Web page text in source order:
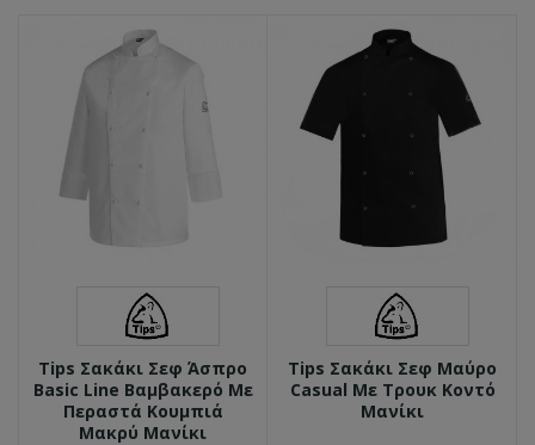
Tips Σακάκι Σεφ Άσπρο
Basic Line Βαμβακερό Με
Περαστά Κουμπιά
Μακρύ Μανίκι
Tips Σακάκι Σεφ Μαύρο
Casual Με Τρουκ Κοντό
Μανίκι